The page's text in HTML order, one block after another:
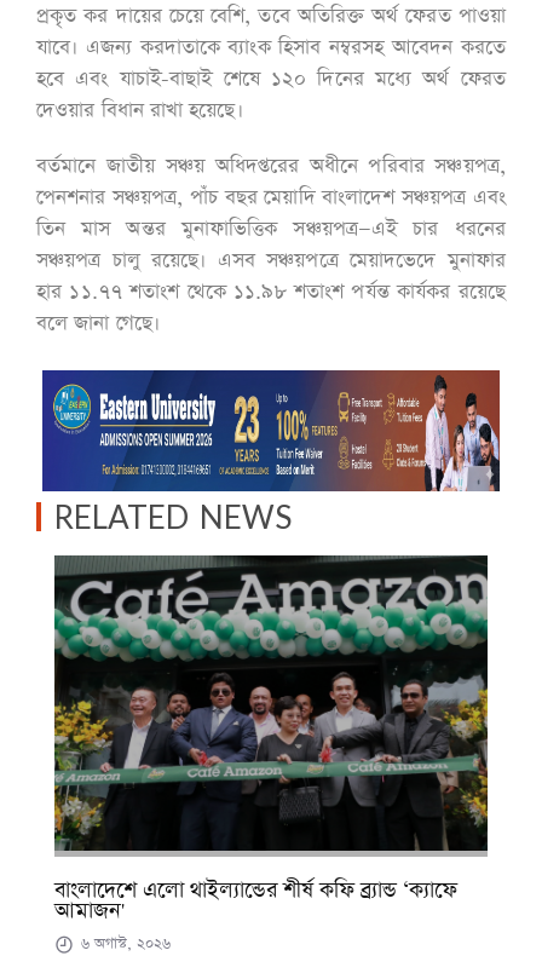
প্রকৃত কর দায়ের চেয়ে বেশি, তবে অতিরিক্ত অর্থ ফেরত পাওয়া
যাবে। এজন্য করদাতাকে ব্যাংক হিসাব নম্বরসহ আবেদন করতে
হবে এবং যাচাই-বাছাই শেষে ১২০ দিনের মধ্যে অর্থ ফেরত
দেওয়ার বিধান রাখা হয়েছে।
বর্তমানে জাতীয় সঞ্চয় অধিদপ্তরের অধীনে পরিবার সঞ্চয়পত্র,
পেনশনার সঞ্চয়পত্র, পাঁচ বছর মেয়াদি বাংলাদেশ সঞ্চয়পত্র এবং
তিন মাস অন্তর মুনাফাভিত্তিক সঞ্চয়পত্র—এই চার ধরনের
সঞ্চয়পত্র চালু রয়েছে। এসব সঞ্চয়পত্রে মেয়াদভেদে মুনাফার
হার ১১.৭৭ শতাংশ থেকে ১১.৯৮ শতাংশ পর্যন্ত কার্যকর রয়েছে
বলে জানা গেছে।
RELATED NEWS
বাংলাদেশে এলো থাইল্যান্ডের শীর্ষ কফি ব্র্যান্ড ‘ক্যাফে
আমাজন'
৬ অগাস্ট, ২০২৬